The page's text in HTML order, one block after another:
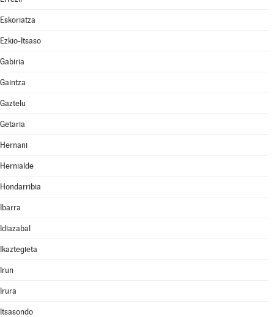
Eskoriatza
Ezkio-Itsaso
Gabiria
Gaintza
Gaztelu
Getaria
Hernani
Hernialde
Hondarribia
Ibarra
Idiazabal
Ikaztegieta
Irun
Irura
Itsasondo